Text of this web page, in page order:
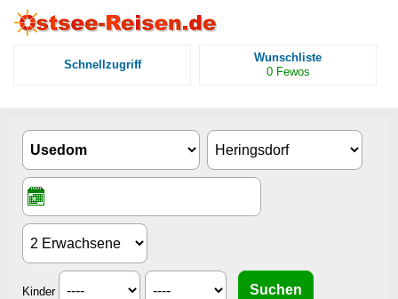
Schnellzugriff
Wunschliste
0 Fewos
Kinder